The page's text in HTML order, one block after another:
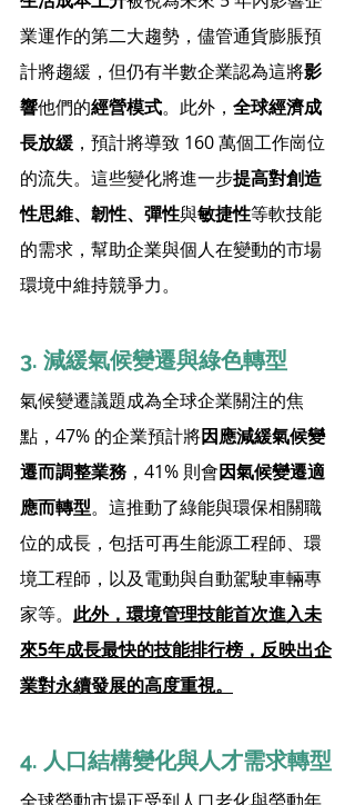
業運作的第二大趨勢，儘管通貨膨脹預
計將趨緩，但仍有半數企業認為這將影
響他們的經營模式。此外， 全球經濟成
長放緩 ，預計將導致 160 萬個工作崗位
的流失。這些變化將進一步提高對創造
性思維、韌性、彈性與敏捷性等軟技能
的需求，幫助企業與個人在變動的市場
環境中維持競爭力。
3. 減緩氣候變遷與綠色轉型
氣候變遷議題成為全球企業關注的焦
點，47% 的企業預計將因應減緩氣候變
遷而調整業務 ，41% 則會因氣候變遷適
應而轉型。這推動了綠能與環保相關職
位的成長，包括可再生能源工程師、環
境工程師，以及電動與自動駕駛車輛專
家等。 此外，環境管理技能首次進入未
來5年成長最快的技能排行榜，反映出企
業對永續發展的高度重視。
4. 人口結構變化與人才需求轉型